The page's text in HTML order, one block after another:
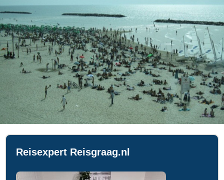
Reisexpert Reisgraag.nl